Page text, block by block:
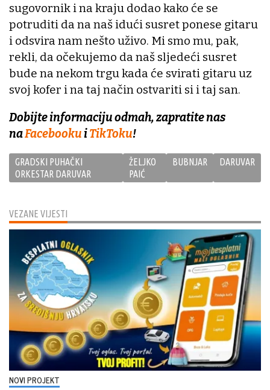
VEZANE VIJESTI
NOVI PROJEKT
sugovornik i na kraju dodao kako će se
potruditi da na naš idući susret ponese gitaru
i odsvira nam nešto uživo. Mi smo mu, pak,
rekli, da očekujemo da naš sljedeći susret
bude na nekom trgu kada će svirati gitaru uz
svoj kofer i na taj način ostvariti si i taj san.
Dobijte informaciju odmah, zapratite nas
naFacebookuiTikToku!
GRADSKI PUHAČKI
ORKESTAR DARUVAR
ŽELJKO
PAIĆ
BUBNJAR DARUVAR